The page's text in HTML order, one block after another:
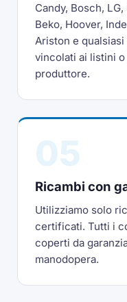
Candy, Bosch,
Beko, Hoover,
Ariston e
vincolati ai listini
produttore.
Ricambi con
Utilizziamo solo
certificati. Tutti i
coperti da
manodopera.